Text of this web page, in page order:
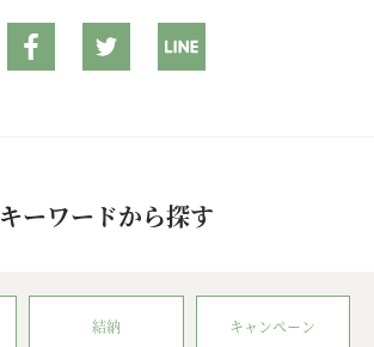
キーワードから探す
結納 キャンペーン